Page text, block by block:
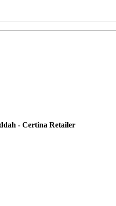
- Certina Retailer